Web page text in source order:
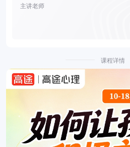
主讲老师
课程详情